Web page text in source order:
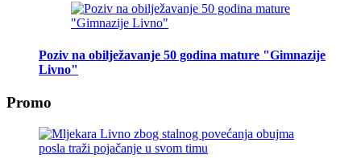
Poziv na obilježavanje 50 godina mature "Gimnazije
Livno"
Promo